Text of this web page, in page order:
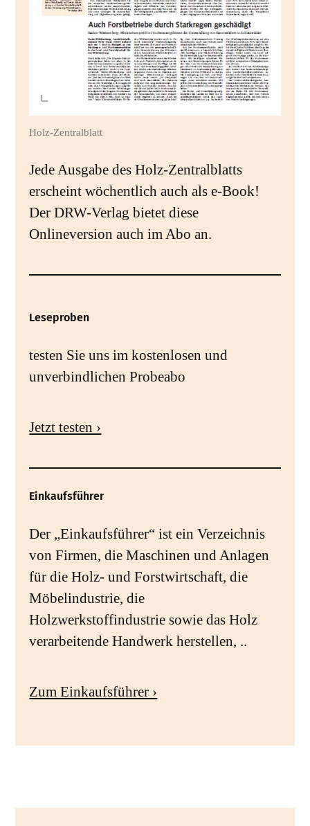
Holz-Zentralblatt
Jede Ausgabe des Holz-Zentralblatts
erscheint wöchentlich auch als e-Book!
Der DRW-Verlag bietet diese
Onlineversion auch im Abo an.
Leseproben
testen Sie uns im kostenlosen und
unverbindlichen Probeabo
Jetzt testen ›
Einkaufsführer
Der „Einkaufsführer“ ist ein Verzeichnis
von Firmen, die Maschinen und Anlagen
für die Holz- und Forstwirtschaft, die
Möbelindustrie, die
Holzwerkstoffindustrie sowie das Holz
verarbeitende Handwerk herstellen, ..
Zum Einkaufsführer ›